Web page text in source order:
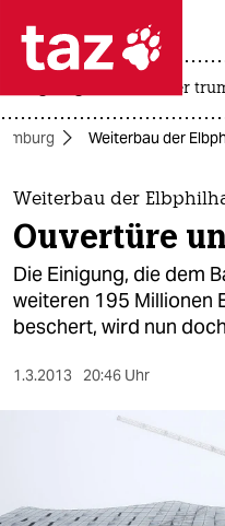
 taz
taz
themen
politik
öko
usa unter
Weiterbau der
Weiterbau der
Ouvertüre
Die Einigung, die dem
weiteren 195 Millionen
beschert, wird nun
1.3.2013 20:46 Uhr